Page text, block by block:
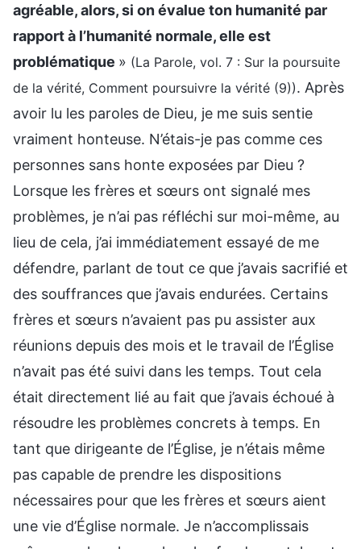
agréable, alors, si on évalue ton humanité par
rapport à l’humanité normale, elle est
problématique » (La Parole, vol. 7 : Sur la poursuite
de la vérité, Comment poursuivre la vérité (9)). Après
avoir lu les paroles de Dieu, je me suis sentie
vraiment honteuse. N’étais-je pas comme ces
personnes sans honte exposées par Dieu ?
Lorsque les frères et sœurs ont signalé mes
problèmes, je n’ai pas réfléchi sur moi-même, au
lieu de cela, j’ai immédiatement essayé de me
défendre, parlant de tout ce que j’avais sacrifié et
des souffrances que j’avais endurées. Certains
frères et sœurs n’avaient pas pu assister aux
réunions depuis des mois et le travail de l’Église
n’avait pas été suivi dans les temps. Tout cela
était directement lié au fait que j’avais échoué à
résoudre les problèmes concrets à temps. En
tant que dirigeante de l’Église, je n’étais même
pas capable de prendre les dispositions
nécessaires pour que les frères et sœurs aient
une vie d’Église normale. Je n’accomplissais